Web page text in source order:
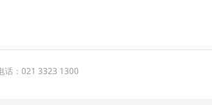
话：021 3323 1300